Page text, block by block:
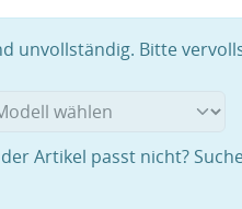
unvollständig. Bitte
Artikel passt nicht?